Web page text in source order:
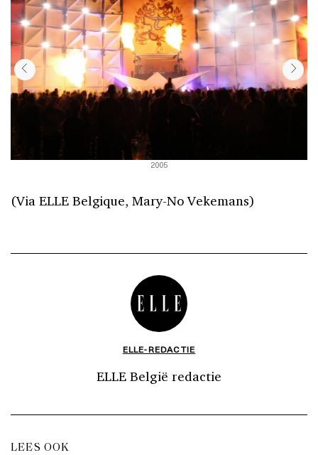
2005
(Via ELLE Belgique, Mary-No Vekemans)
ELLE-REDACTIE
ELLE België redactie
LEES OOK